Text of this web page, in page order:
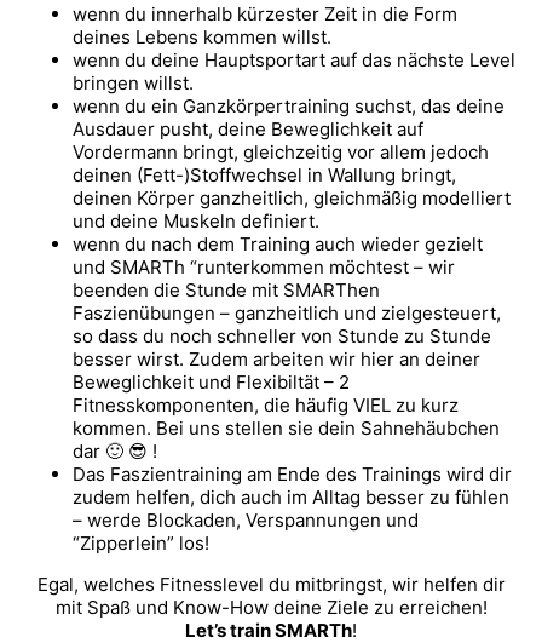
wenn du innerhalb kürzester Zeit in die Form
deines Lebens kommen willst.
wenn du deine Hauptsportart auf das nächste Level
bringen willst.
wenn du ein Ganzkörpertraining suchst, das deine
Ausdauer pusht, deine Beweglichkeit auf
Vordermann bringt, gleichzeitig vor allem jedoch
deinen (Fett-)Stoffwechsel in Wallung bringt,
deinen Körper ganzheitlich, gleichmäßig modelliert
und deine Muskeln definiert.
wenn du nach dem Training auch wieder gezielt
und SMARTh “runterkommen möchtest – wir
beenden die Stunde mit SMARThen
Faszienübungen – ganzheitlich und zielgesteuert,
so dass du noch schneller von Stunde zu Stunde
besser wirst. Zudem arbeiten wir hier an deiner
Beweglichkeit und Flexibiltät – 2
Fitnesskomponenten, die häufig VIEL zu kurz
kommen. Bei uns stellen sie dein Sahnehäubchen
dar 🙂 😎 !
Das Faszientraining am Ende des Trainings wird dir
zudem helfen, dich auch im Alltag besser zu fühlen
– werde Blockaden, Verspannungen und
“Zipperlein” los!
Egal, welches Fitnesslevel du mitbringst, wir helfen dir
mit Spaß und Know-How deine Ziele zu erreichen!
Let’s train SMARTh!